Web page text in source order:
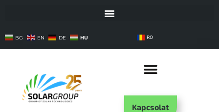
BG EN DE HU RO
Kapcsolat